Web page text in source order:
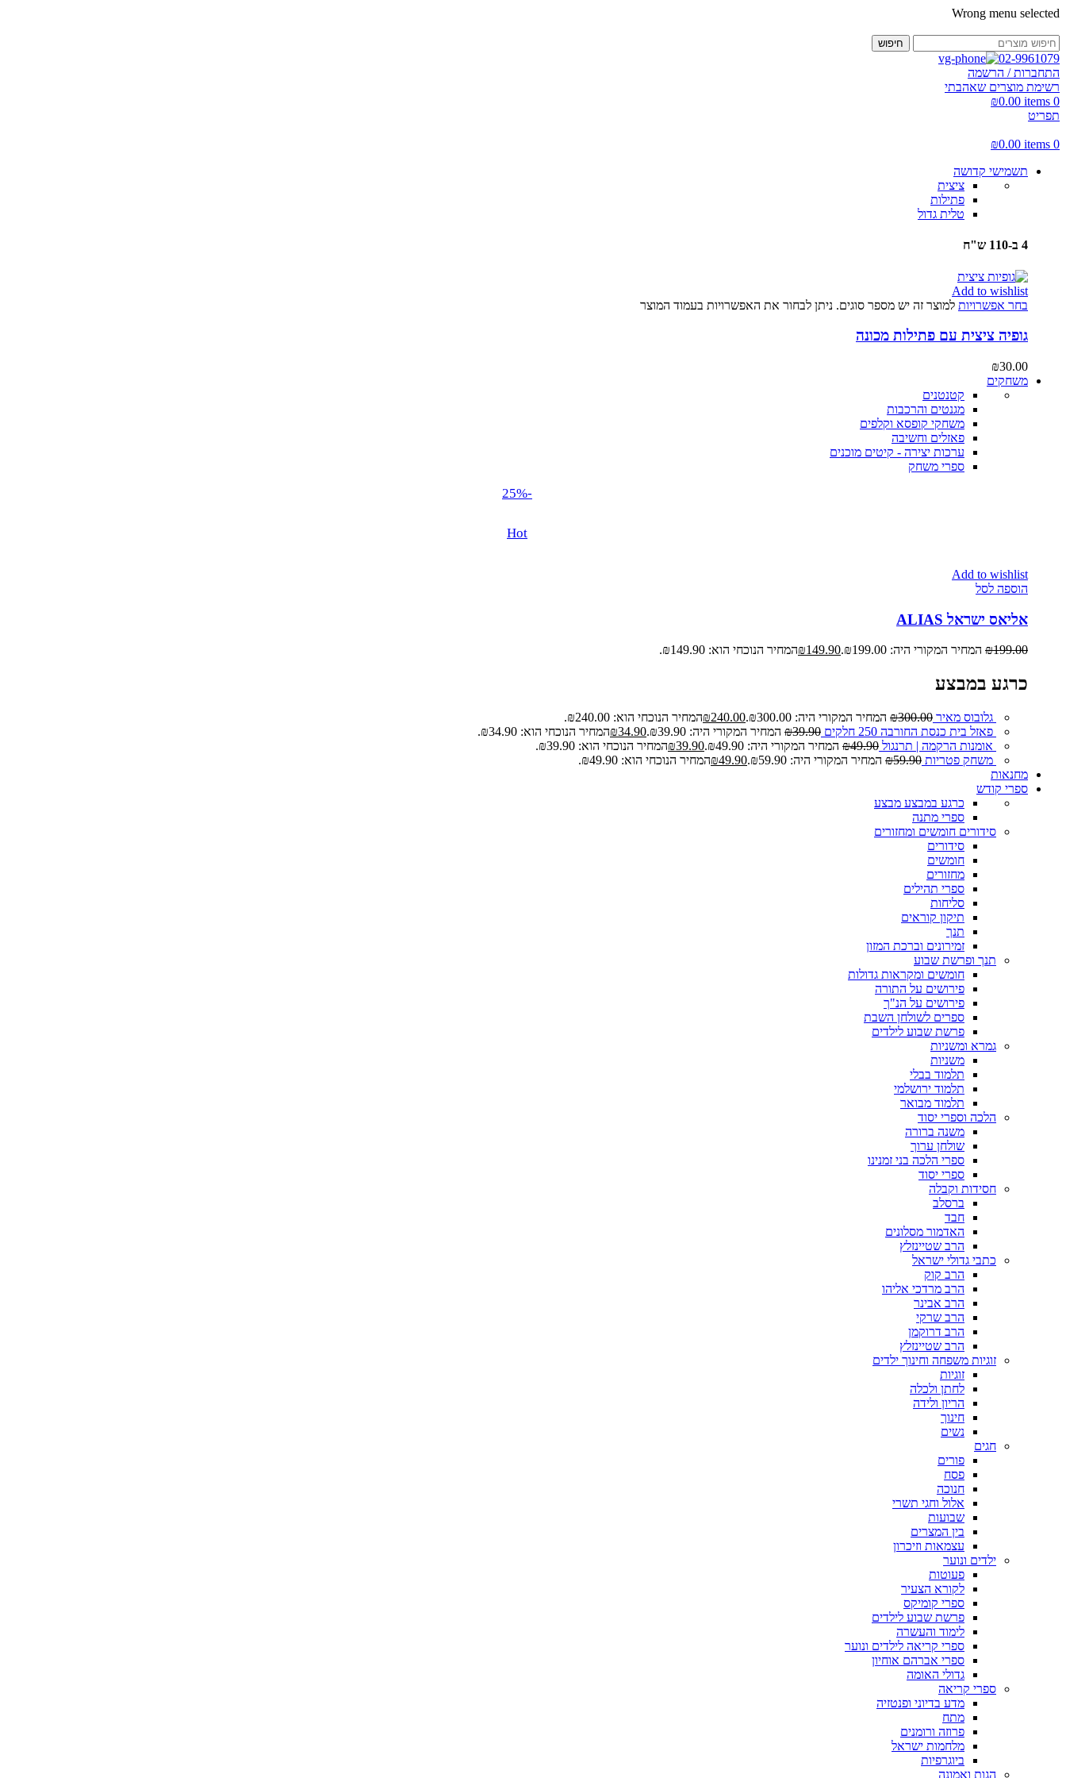
Wrong menu selected
חיפוש
02-9961079
התחברות / הרשמה
רשימת מוצרים שאהבתי
0
items
₪0.00
תפריט
0
items
₪0.00
תשמישי קדושה
ציצית
פתילות
טלית גדול
4 ב-110 ש"ח
Add to wishlist
בחר אפשרויות למוצר זה יש מספר סוגים. ניתן לבחור את האפשרויות בעמוד המוצר
גופיה ציצית עם פתילות מכונה
₪30.00
משחקים
קטנטנים
מגנטים והרכבות
משחקי קופסא וקלפים
פאזלים וחשיבה
ערכות יצירה - קיטים מוכנים
ספרי משחק
-25%
Hot
Add to wishlist
הוספה לסל
אליאס ישראל ALIAS
₪199.00 המחיר המקורי היה: ₪199.00. ₪149.90 המחיר הנוכחי הוא: ₪149.90.
כרגע במבצע
גלובוס מאיר ₪300.00 המחיר המקורי היה: ₪300.00. ₪240.00
המחיר הנוכחי הוא: ₪240.00.
פאזל בית כנסת החורבה 250 חלקים
₪39.90 המחיר המקורי היה: ₪39.90. ₪34.90
המחיר הנוכחי הוא: ₪34.90.
אומנות הרקמה | תרנגול
₪49.90 המחיר המקורי היה: ₪49.90. ₪39.90
המחיר הנוכחי הוא: ₪39.90.
משחק פטריות
₪59.90 המחיר המקורי היה: ₪59.90. ₪49.90
המחיר הנוכחי הוא: ₪49.90.
מחנאות
ספרי קודש
כרגע במבצע מבצע
ספרי מתנה
סידורים חומשים ומחזורים
סידורים
חומשים
מחזורים
ספרי תהילים
סליחות
תיקון קוראים
תנך
זמירונים וברכת המזון
תנך ופרשת שבוע
חומשים ומקראות גדולות
פירושים על התורה
פירושים על הנ"ך
ספרים לשולחן השבת
פרשת שבוע לילדים
גמרא ומשניות
משניות
תלמוד בבלי
תלמוד ירושלמי
תלמוד מבואר
הלכה וספרי יסוד
משנה ברורה
שולחן ערוך
ספרי הלכה בני זמנינו
ספרי יסוד
חסידות וקבלה
ברסלב
חבד
האדמור מסלונים
הרב שטיינזלץ
כתבי גדולי ישראל
הרב קוק
הרב מרדכי אליהו
הרב אבינר
הרב שרקי
הרב דרוקמן
הרב שטיינזלץ
זוגיות משפחה וחינוך ילדים
זוגיות
לחתן ולכלה
הריון ולידה
חינוך
נשים
חגים
פורים
פסח
חנוכה
אלול וחגי תשרי
שבועות
בין המצרים
עצמאות וזיכרון
ילדים ונוער
פעוטות
לקורא הצעיר
ספרי קומיקס
פרשת שבוע לילדים
לימוד והעשרה
ספרי קריאה לילדים ונוער
ספרי אברהם אוחיון
גדולי האומה
ספרי קריאה
מדע בדיוני ופנטזיה
מתח
פרוזה ורומנים
מלחמות ישראל
ביוגרפיות
הגות ואמונה